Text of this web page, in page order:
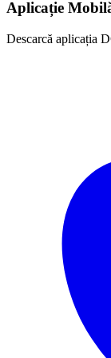
Aplicație
Descarcă aplicația